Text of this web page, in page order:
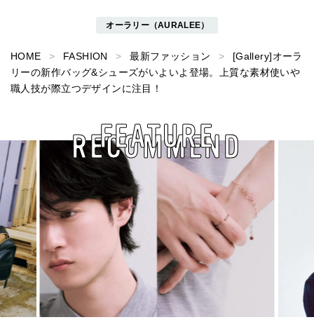
オーラリー（AURALEE）
HOME FASHION 最新ファッション
[Gallery]オーラ
リーの新作バッグ&シューズがいよいよ登場。上質な素材使いや
職人技が際立つデザインに注目！
RECOMMEND
FEATURE